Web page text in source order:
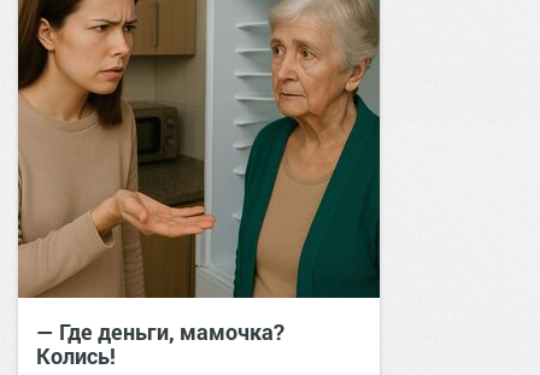
— Где деньги, мамочка?
Колись!